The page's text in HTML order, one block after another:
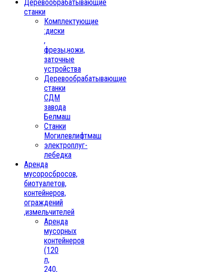
Деревообрабатывающие
станки
Комплектующие
:диски
,
фрезы,ножи,
заточные
устройства
Деревообрабатывающие
станки
СДМ
завода
Белмаш
Станки
Могилевлифтмаш
электроплуг-
лебедка
Аренда
мусоросбросов,
биотуалетов,
контейнеров,
ограждений
,измельчителей
Аренда
мусорных
контейнеров
(120
л,
240,